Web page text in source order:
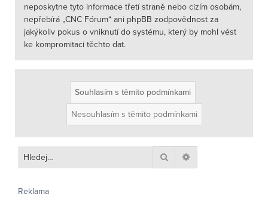
neposkytne tyto informace třetí straně nebo cizím osobám,
nepřebírá „CNC Fórum“ ani phpBB zodpovědnost za
jakýkoliv pokus o vniknutí do systému, který by mohl vést
ke kompromitaci těchto dat.
Hledat
Reklama